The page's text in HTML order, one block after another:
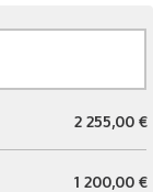
2 255,00 €
1 200,00 €